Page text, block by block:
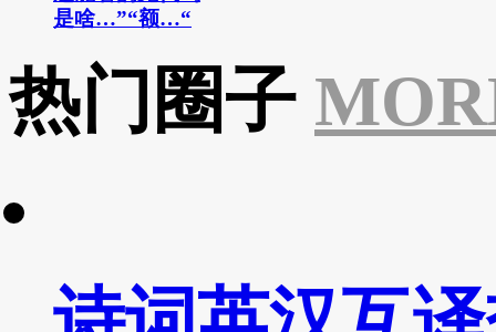
是啥…”“额…“
热门圈子